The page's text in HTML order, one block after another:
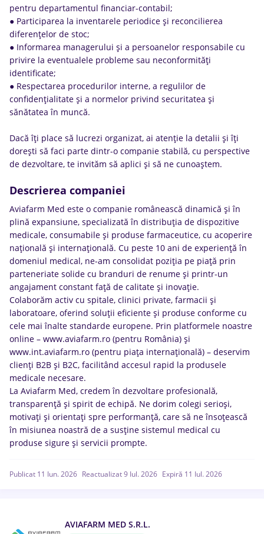
pentru departamentul financiar-contabil;
● Participarea la inventarele periodice și reconcilierea
diferențelor de stoc;
● Informarea managerului și a persoanelor responsabile cu
privire la eventualele probleme sau neconformități
identificate;
● Respectarea procedurilor interne, a regulilor de
confidențialitate și a normelor privind securitatea și
sănătatea în muncă.
Dacă îți place să lucrezi organizat, ai atenție la detalii și îți
dorești să faci parte dintr-o companie stabilă, cu perspective
de dezvoltare, te invităm să aplici și să ne cunoaștem.
Descrierea companiei
Aviafarm Med este o companie românească dinamică și în
plină expansiune, specializată în distribuția de dispozitive
medicale, consumabile și produse farmaceutice, cu acoperire
națională și internațională. Cu peste 10 ani de experiență în
domeniul medical, ne-am consolidat poziția pe piață prin
parteneriate solide cu branduri de renume și printr-un
angajament constant față de calitate și inovație.
Colaborăm activ cu spitale, clinici private, farmacii și
laboratoare, oferind soluții eficiente și produse conforme cu
cele mai înalte standarde europene. Prin platformele noastre
online – www.aviafarm.ro (pentru România) și
www.int.aviafarm.ro (pentru piața internațională) – deservim
clienți B2B și B2C, facilitând accesul rapid la produsele
medicale necesare.
La Aviafarm Med, credem în dezvoltare profesională,
transparență și spirit de echipă. Ne dorim colegi serioși,
motivați și orientați spre performanță, care să ne însoțească
în misiunea noastră de a susține sistemul medical cu
produse sigure și servicii prompte.
Publicat 11 Iun. 2026 Reactualizat 9 Iul. 2026 Expiră 11 Iul. 2026
AVIAFARM MED S.R.L.